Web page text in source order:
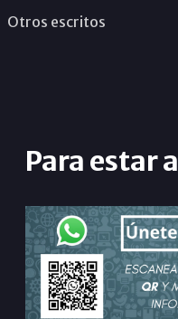
Otros escritos
Para estar